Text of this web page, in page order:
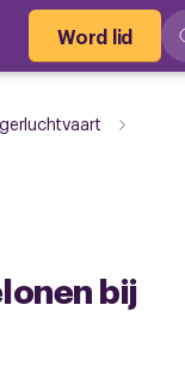
Word lid
bij